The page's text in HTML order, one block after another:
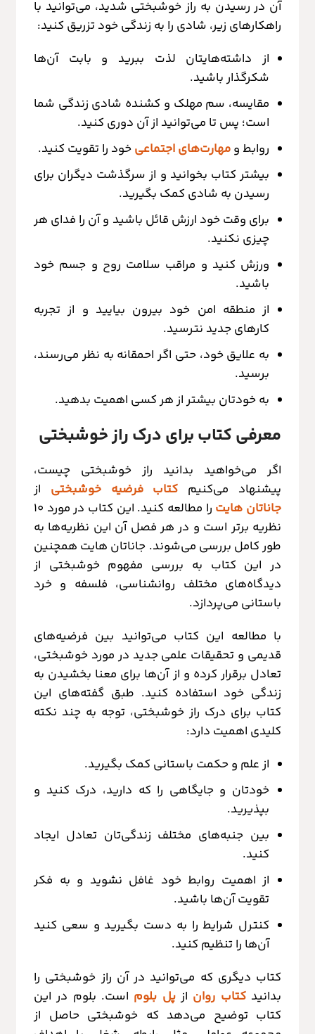
آن در رسیدن به راز خوشبختی شدید، می‌توانید با
راهکارهای زیر، شادی را به زندگی خود تزریق کنید:
از داشته‌هایتان لذت ببرید و بابت آن‌ها
شکرگذار باشید.
مقایسه، سم مهلک و کشنده شادی زندگی شما
است؛ پس تا می‌توانید از آن دوری کنید.
روابط ومهارت‌های اجتماعیخود را تقویت کنید.
بیشتر کتاب بخوانید و از سرگذشت دیگران برای
رسیدن به شادی کمک بگیرید.
برای وقت خود ارزش قائل باشید و آن را فدای هر
چیزی نکنید.
ورزش کنید و مراقب سلامت روح و جسم خود
باشید.
از منطقه امن خود بیرون بیایید و از تجربه
کارهای جدید نترسید.
به علایق خود، حتی اگر احمقانه به نظر می‌رسند،
برسید.
به خودتان بیشتر از هر کسی اهمیت بدهید.
معرفی کتاب برای درک راز خوشبختی
اگر می‌خواهید بدانید راز خوشبختی چیست،
پیشنهاد می‌کنیم کتاب فرضیه خوشبختی از
جاناتان هایت
را مطالعه کنید. این کتاب در مورد 10
نظریه برتر است و در هر فصل آن این نظریه‌ها به
طور کامل بررسی می‌شوند. جاناتان هایت همچنین
در این کتاب به بررسی مفهوم خوشبختی از
دیدگاه‌های مختلف روانشناسی، فلسفه و خرد
باستانی می‌پردازد.
با مطالعه این کتاب می‌توانید بین فرضیه‌های
قدیمی و تحقیقات علمی جدید در مورد خوشبختی،
تعادل برقرار کرده و از آن‌ها برای معنا بخشیدن به
زندگی خود استفاده کنید. طبق گفته‌های این
کتاب برای درک راز خوشبختی، توجه به چند نکته
کلیدی اهمیت دارد:
از علم و حکمت باستانی کمک بگیرید.
خودتان و جایگاهی را که دارید، درک کنید و
بپذیرید.
بین جنبه‌های مختلف زندگی‌تان تعادل ایجاد
کنید.
از اهمیت روابط خود غافل نشوید و به فکر
تقویت آن‌ها باشید.
کنترل شرایط را به دست بگیرید و سعی کنید
آن‌ها را تنظیم کنید.
کتاب دیگری که می‌توانید در آن راز خوشبختی را
بدانیدکتاب روان ازپل بلوم است. بلوم در این
کتاب توضیح می‌دهد که خوشبختی حاصل از